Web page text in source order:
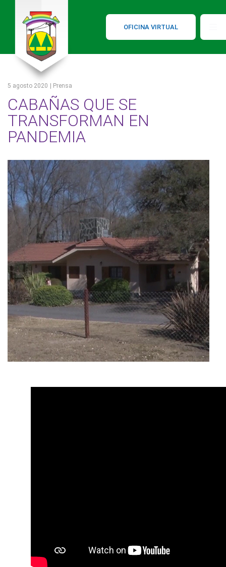
OFICINA VIRTUAL
5 agosto 2020 | Prensa
CABAÑAS QUE SE
TRANSFORMAN EN
PANDEMIA